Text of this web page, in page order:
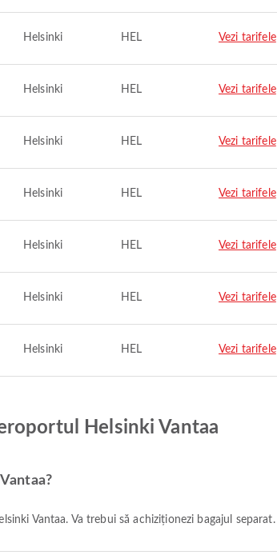
Helsinki HEL Vezi tarifele
Helsinki HEL Vezi tarifele
Helsinki HEL Vezi tarifele
Helsinki HEL Vezi tarifele
Helsinki HEL Vezi tarifele
Helsinki HEL Vezi tarifele
Helsinki HEL Vezi tarifele
Helsinki Vantaa
Vantaa. Va trebui să achiziționezi bagajul separat.